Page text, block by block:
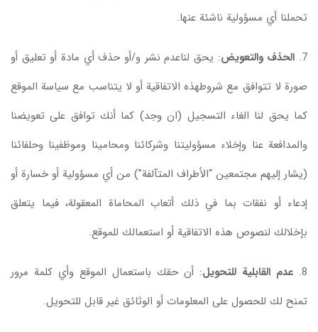
تحملنا أي مسؤولية ناشئة عنها.
7. الحذف والتعويض: يحق لناعدم نشر و/أو حذف أي مادة أو تعليق أو
صورة لا تتوافق مع شروطهذه الاتفاقية أو لا يتناسب مع سياسة الموقع
كما يحق لنا الغاء التسجيل (ان وجد) كما أنك توافق على تعويضنا
والمدافعة عنا وإخلاء مسؤوليتنا وشركائنا ومحامينا وموظفينا وحلفائنا
(يشار إليهم مجتمعين “الأطراف المتآلفة”) من أي مسؤولية أو خسارة أو
إدعاء أو نفقات بما في ذلك أتعاب المحاماة المعقولة، فيما يتعلق
بإخلالك لنصوص هذه الاتفاقية أو استعمالك للموقع.
8. عدم القابلية للتحويل: أن حقك باستعمال الموقع وأي كلمة مرور
تمنح لك للحصول على المعلومات أو الوثائق غير قابل للتحويل.